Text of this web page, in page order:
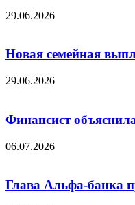
29.06.2026
Новая семейная
29.06.2026
Финансист
06.07.2026
Глава Альфа-банка